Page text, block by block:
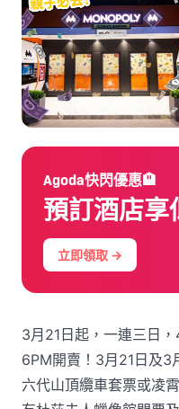
Agoda快閃優惠🏨
預訂酒店
立即領取 →
3月21日起，一連三日
6PM開賣！3月21日及
六代山頂纜車套票或凌